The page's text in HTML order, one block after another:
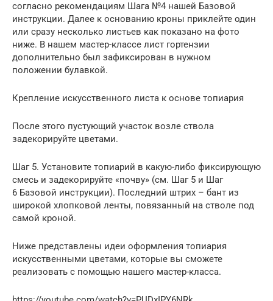
согласно рекомендациям Шага №4 нашей Базовой
инструкции. Далее к основанию кроны приклейте один
или сразу несколько листьев как показано на фото
ниже. В нашем мастер-классе лист гортензии
дополнительно был зафиксирован в нужном
положении булавкой.
Крепление искусственного листа к основе топиария
После этого пустующий участок возле ствола
задекорируйте цветами.
Шаг 5. Установите топиарий в какую-либо фиксирующую
смесь и задекорируйте «почву» (см. Шаг 5 и Шаг
6 Базовой инструкции). Последний штрих – бант из
широкой хлопковой ленты, повязанный на стволе под
самой кроной.
Ниже представлены идеи оформления топиария
искусственными цветами, которые вы сможете
реализовать с помощью нашего мастер-класса.